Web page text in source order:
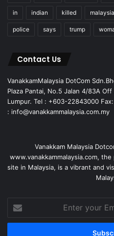
in indian killed malaysia
police says trump
Contact Us
VanakkamMalaysia DotCom
Plaza Pantai, No.5 Jalan 4/83A
Lumpur. Tel : +603-22843000
: info@vanakkammalaysia.com.my
Vanakkam Malaysia
www.vanakkammalaysia.com,
site in Malaysia, is a vibrant and
your
Email